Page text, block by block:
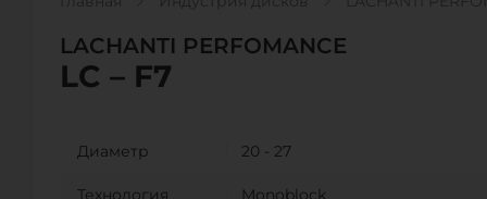
LACHANTI PERFOMANCE
LC – F7
Диаметр 20 - 27
Технология Monoblock